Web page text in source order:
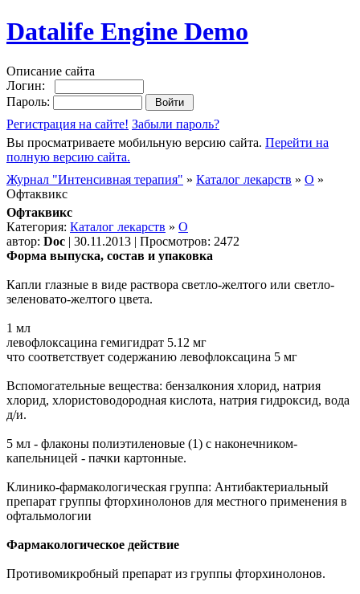
Datalife Engine Demo
Описание сайта
Логин:
Пароль:
Регистрация на сайте! Забыли пароль?
Вы просматриваете мобильную версию сайта. Перейти на
полную версию сайта.
Журнал "Интенсивная терапия" » Каталог лекарств » О »
Офтаквикс
Офтаквикс
Категория: Каталог лекарств » О
автор: Doc | 30.11.2013 | Просмотров: 2472
Форма выпуска, состав и упаковка
Капли глазные в виде раствора светло-желтого или светло-
зеленовато-желтого цвета.
1 мл
левофлоксацина гемигидрат 5.12 мг
что соответствует содержанию левофлоксацина 5 мг
Вспомогательные вещества: бензалкония хлорид, натрия
хлорид, хлористоводородная кислота, натрия гидроксид, вода
д/и.
5 мл - флаконы полиэтиленовые (1) с наконечником-
капельницей - пачки картонные.
Клинико-фармакологическая группа: Антибактериальный
препарат группы фторхинолонов для местного применения в
офтальмологии
Фармакологическое действие
Противомикробный препарат из группы фторхинолонов.